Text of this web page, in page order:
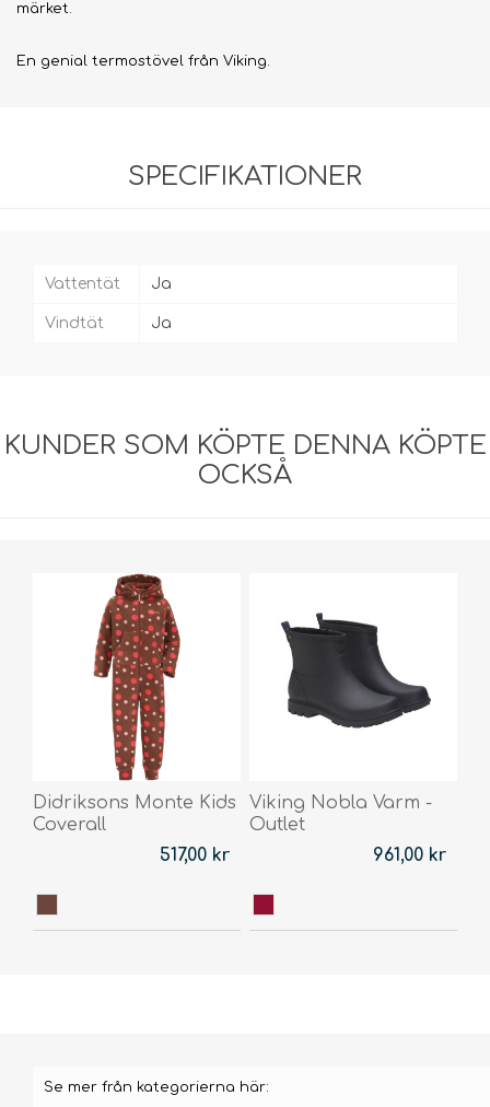
märket.
En genial termostövel från Viking.
SPECIFIKATIONER
Vattentät Ja
Vindtät Ja
KUNDER SOM KÖPTE DENNA KÖPTE
OCKSÅ
Didriksons Monte Kids
Coverall
517,00 kr
Viking Nobla Varm -
Outlet
961,00 kr
Se mer från kategorierna här: